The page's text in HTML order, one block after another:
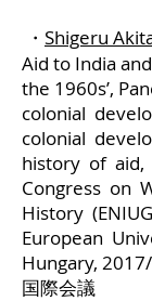
・ Shigeru
Aid to India
the 1960s’,
colonial
colonial
history of aid,
Congress on
History
European
Hungary,
国際会議